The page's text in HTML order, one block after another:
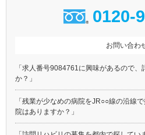
0120-
お問い合わ
「求人番号9084761に興味があるので
か？」
「残業が少なめの病院をJR○○線の沿線
院はありますか？」